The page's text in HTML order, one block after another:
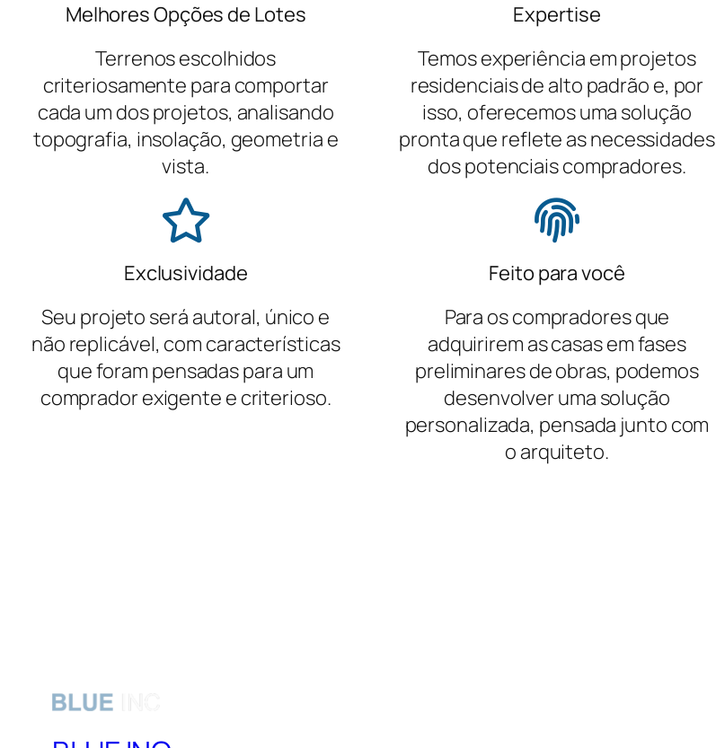
Melhores Opções de Lotes
Terrenos escolhidos
criteriosamente para comportar
cada um dos projetos, analisando
topografia, insolação, geometria e
vista.
Exclusividade
Seu projeto será autoral, único e
não replicável, com características
que foram pensadas para um
comprador exigente e criterioso.
Expertise
Temos experiência em projetos
residenciais de alto padrão e, por
isso, oferecemos uma solução
pronta que reflete as necessidades
dos potenciais compradores.
Feito para você
Para os compradores que
adquirirem as casas em fases
preliminares de obras, podemos
desenvolver uma solução
personalizada, pensada junto com
o arquiteto.